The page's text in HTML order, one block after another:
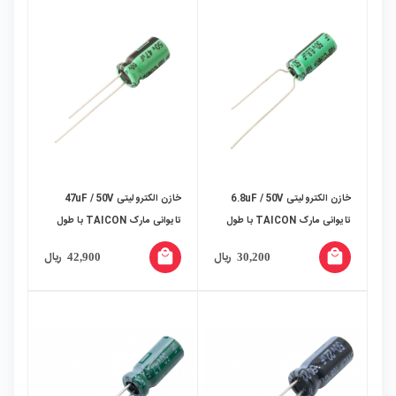
خازن الکترولیتی 6.8uF / 50V
تایوانی مارک TAICON با طول
عمر بالا
30,200 ریال local_mall
خازن الکترولیتی 47uF / 50V
تایوانی مارک TAICON با طول
عمر بالا
42,900 ریال local_mall